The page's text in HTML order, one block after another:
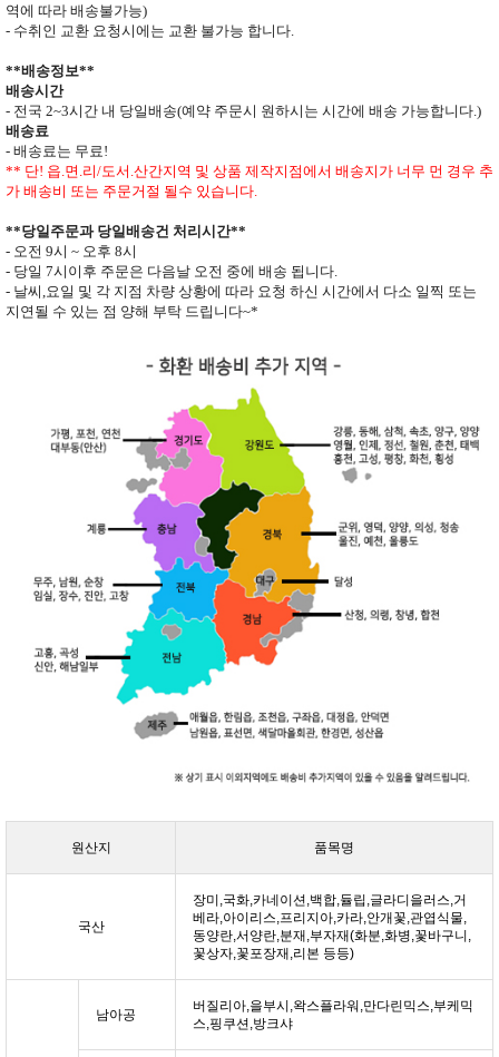
역에 따라 배송불가능)
- 수취인 교환 요청시에는 교환 불가능 합니다
**배송정보**
배송시간
- 전국 2~3시간 내 당일배송(예약 주문시 원하시는 시간에 배송 가능합니다 .)
배송료
- 배송료는 무료 !
** 단! 읍 면 리/도서 산간지역 및 상품 제작지점에서 배송지가 너무 먼 경우 추
가 배송비 또는 주문거절 될수 있습니다
**당일주문과 당일배송건 처리시간**
- 오전 9시 ~ 오후 8시
- 당일 7시이후 주문은 다음날 오전 중에 배송 됩니다
- 날씨 요일 및 각 지점 차량 상황에 따라 요청 하신 시간에서 다소 일찍 또는
지연될 수 있는 점 양해 부탁 드립니다~*
원산지 품목명
국산
장미,국화,카네이션,백합,듈립,글라디을러스,거
베라,아이리스,프리지아,카라,안개꽃,관엽식물,
동양란,서양란,분재,부자재(화분,화병,꽃바구니,
꽃상자,꽃포장재,리본 등등)
남아공
버질리아,을부시,왁스플라워,만다린믹스,부케믹
스,핑쿠션,방크샤